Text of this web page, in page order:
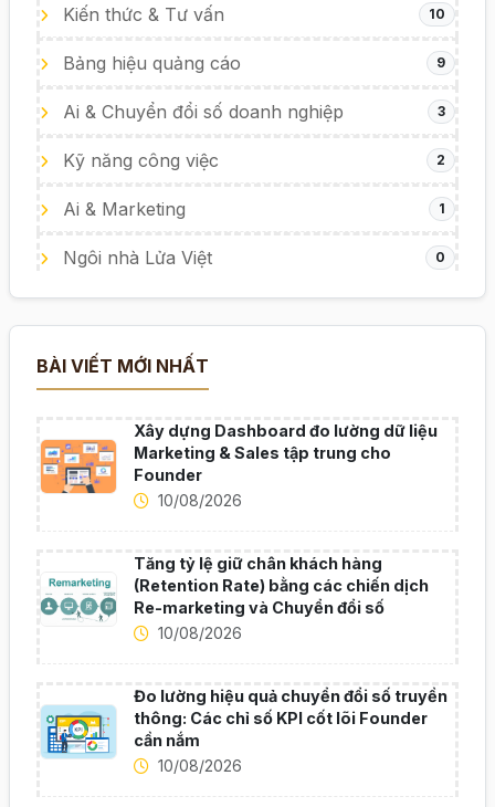
Kiến thức & Tư vấn 10
Bảng hiệu quảng cáo 9
Ai & Chuyển đổi số doanh nghiệp 3
Kỹ năng công việc 2
Ai & Marketing 1
Ngôi nhà Lửa Việt 0
BÀI VIẾT MỚI NHẤT
Xây dựng Dashboard đo lường dữ liệu
Marketing & Sales tập trung cho
Founder
10/08/2026
Tăng tỷ lệ giữ chân khách hàng
(Retention Rate) bằng các chiến dịch
Re-marketing và Chuyển đổi số
10/08/2026
Đo lường hiệu quả chuyển đổi số truyền
thông: Các chỉ số KPI cốt lõi Founder
cần nắm
10/08/2026